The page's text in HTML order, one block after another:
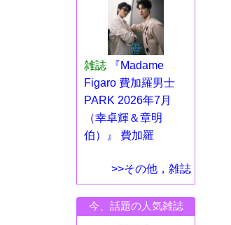
雑誌
『Madame
Figaro 費加羅男士
PARK 2026年7月
（幸卓輝＆章明
伯）』 費加羅
>>その他，雑誌
今、話題の人気雑誌